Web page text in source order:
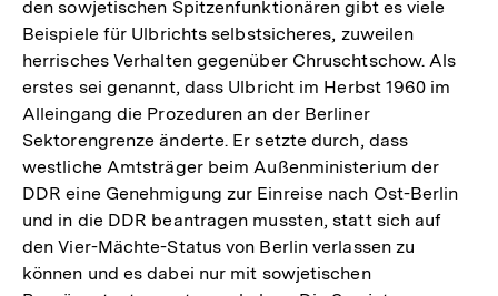
den sowjetischen Spitzenfunktionären gibt es viele
Beispiele für Ulbrichts selbstsicheres, zuweilen
herrisches Verhalten gegenüber Chruschtschow. Als
erstes sei genannt, dass Ulbricht im Herbst 1960 im
Alleingang die Prozeduren an der Berliner
Sektorengrenze änderte. Er setzte durch, dass
westliche Amtsträger beim Außenministerium der
DDR eine Genehmigung zur Einreise nach Ost-Berlin
und in die DDR beantragen mussten, statt sich auf
den Vier-Mächte-Status von Berlin verlassen zu
können und es dabei nur mit sowjetischen